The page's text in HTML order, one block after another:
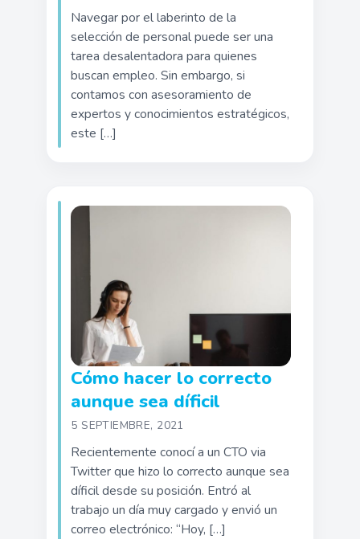
Navegar por el laberinto de la
selección de personal puede ser una
tarea desalentadora para quienes
buscan empleo. Sin embargo, si
contamos con asesoramiento de
expertos y conocimientos estratégicos,
este […]
Cómo hacer lo correcto
aunque sea díficil
5 SEPTIEMBRE, 2021
Recientemente conocí a un CTO via
Twitter que hizo lo correcto aunque sea
díficil desde su posición. Entró al
trabajo un día muy cargado y envió un
correo electrónico: “Hoy, […]